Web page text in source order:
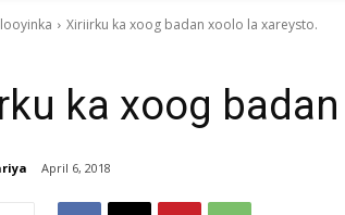
Xiriirku ka xoog badan xoolo la xareysto.
ka xoog
April 6, 2018